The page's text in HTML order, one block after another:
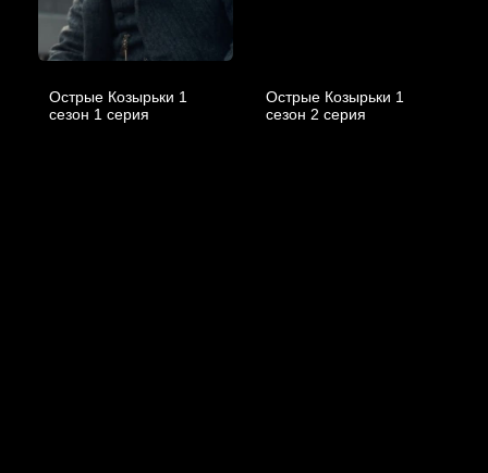
Острые Козырьки 1
cезон 1 cерия
Острые Козырьки 1
cезон 2 cерия